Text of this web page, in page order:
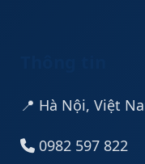
📍 Hà Nội, Việt
0982 597 822